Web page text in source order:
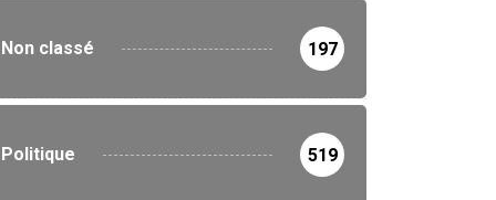
Non classé 197
Politique 519